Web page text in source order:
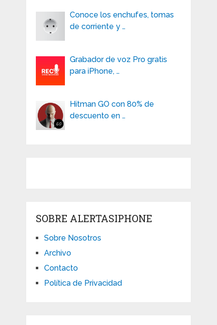
Conoce los enchufes, tomas
de corriente y …
Grabador de voz Pro gratis
para iPhone, …
Hitman GO con 80% de
descuento en …
SOBRE ALERTASIPHONE
Sobre Nosotros
Archivo
Contacto
Política de Privacidad